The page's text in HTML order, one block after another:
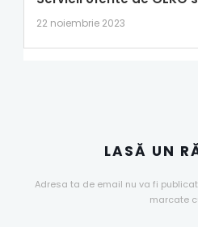
22 noiembrie 2023
LASĂ UN
Adresa ta de email nu va fi
marcate